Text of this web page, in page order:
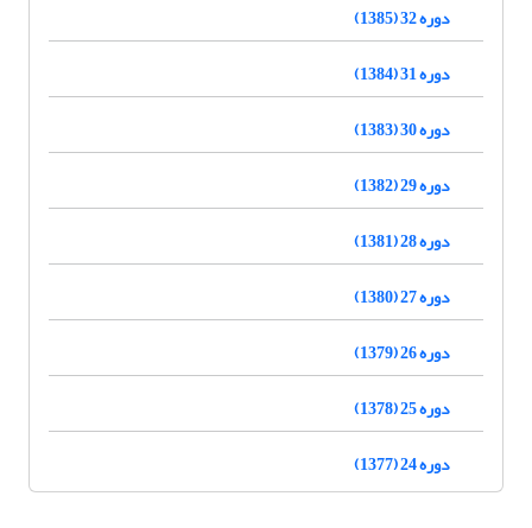
دوره 32 (1385)
دوره 31 (1384)
دوره 30 (1383)
دوره 29 (1382)
دوره 28 (1381)
دوره 27 (1380)
دوره 26 (1379)
دوره 25 (1378)
دوره 24 (1377)